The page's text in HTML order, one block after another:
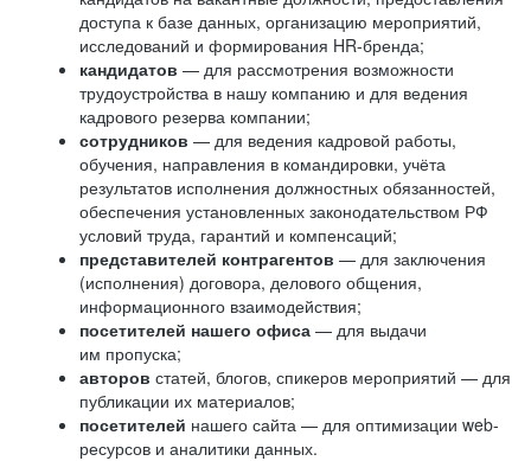
доступа к базе данных, организацию мероприятий,
исследований и формирования HR-бренда;
кандидатов — для рассмотрения возможности
трудоустройства в нашу компанию и для ведения
кадрового резерва компании;
сотрудников — для ведения кадровой работы,
обучения, направления в командировки, учёта
результатов исполнения должностных обязанностей,
обеспечения установленных законодательством РФ
условий труда, гарантий и компенсаций;
представителей контрагентов — для заключения
(исполнения) договора, делового общения,
информационного взаимодействия;
посетителей нашего офиса — для выдачи
им пропуска;
авторов статей, блогов, спикеров мероприятий — для
публикации их материалов;
посетителей нашего сайта — для оптимизации web-
ресурсов и аналитики данных.